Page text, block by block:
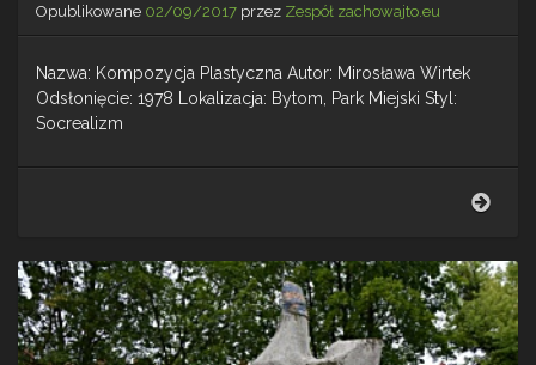
Opublikowane 02/09/2017 przez Zespół zachowajto.eu
Nazwa: Kompozycja Plastyczna Autor: Mirosława Wirtek
Odsłonięcie: 1978 Lokalizacja: Bytom, Park Miejski Styl:
Socrealizm